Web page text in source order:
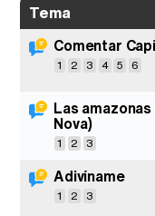
Tema
Comentar
1 2 3 4 5 6
Las
Nova)
1 2 3
Adivíname
1 2 3